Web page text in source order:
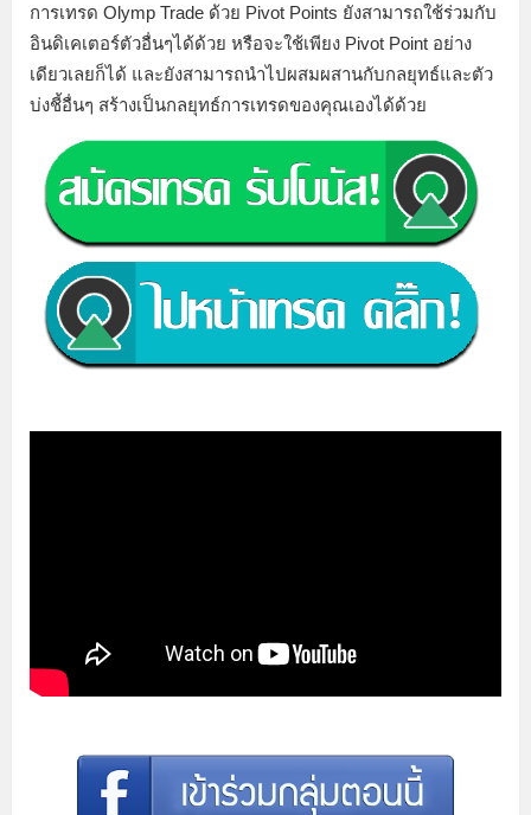
การเทรด Olymp Trade ด้วย Pivot Points ยังสามารถใช้ร่วมกับ
อินดิเคเตอร์ตัวอื่นๆได้ด้วย หรือจะใช้เพียง Pivot Point อย่าง
เดียวเลยก็ได้ และยังสามารถนำไปผสมผสานกับกลยุทธ์และตัว
บ่งชี้อื่นๆ สร้างเป็นกลยุทธ์การเทรดของคุณเองได้ด้วย